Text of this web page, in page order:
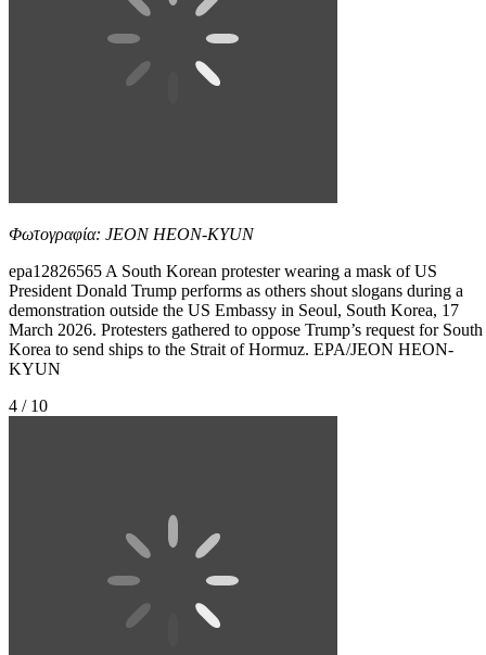
Φωτογραφία: JEON HEON-KYUN
epa12826565 A South Korean protester wearing a mask of US
President Donald Trump performs as others shout slogans during a
demonstration outside the US Embassy in Seoul, South Korea, 17
March 2026. Protesters gathered to oppose Trump’s request for South
Korea to send ships to the Strait of Hormuz. EPA/JEON HEON-
KYUN
4 / 10